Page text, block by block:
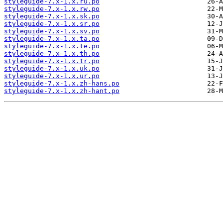
styleguide-7.x-1.x.rw.po
styleguide-7.x-1.x.sk.po
styleguide-7.x-1.x.sr.po
styleguide-7.x-1.x.sv.po
styleguide-7.x-1.x.ta.po
styleguide-7.x-1.x.te.po
styleguide-7.x-1.x.th.po
styleguide-7.x-1.x.tr.po
styleguide-7.x-1.x.uk.po
styleguide-7.x-1.x.ur.po
styleguide-7.x-1.x.zh-hans.po
styleguide-7.x-1.x.zh-hant.po